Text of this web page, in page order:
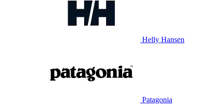
Helly Hansen
Patagonia